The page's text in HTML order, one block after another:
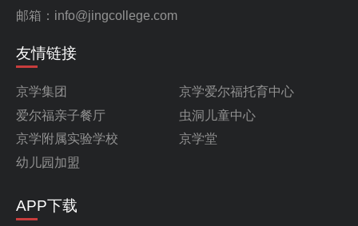
邮箱：info@jingcollege.com
友情链接
京学集团
京学爱尔福托育中心
爱尔福亲子餐厅
虫洞儿童中心
京学附属实验学校
京学堂
幼儿园加盟
APP下载